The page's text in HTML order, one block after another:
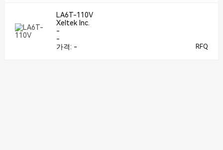
LA6T-110V
Xeltek Inc.
-
-
가격: - RFQ